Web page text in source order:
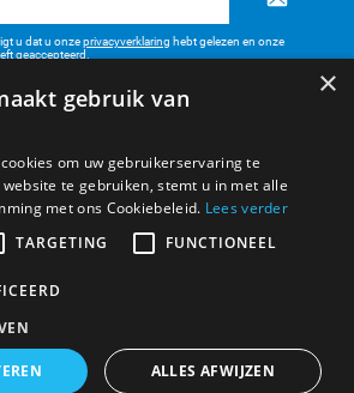
u dat u onzeprivacyverklaring hebt gelezen en onze
geaccepteerd.
inclusief BTW, exclusief verzendkosten.
© Boelm VOF 2026
×
gebruik van
om uw gebruikerservaring te
te gebruiken, stemt u in met alle
met ons Cookiebeleid. Lees verder
TARGETING FUNCTIONEEL
ALLES AFWIJZEN